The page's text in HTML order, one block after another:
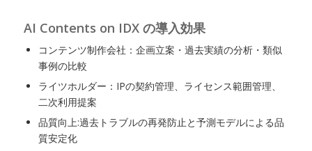
AI Contents on IDX の導入効果
コンテンツ制作会社：企画立案・過去実績の分析・類似
事例の比較
ライツホルダー：IPの契約管理、ライセンス範囲管理、
二次利用提案
品質向上:過去トラブルの再発防止と予測モデルによる品
質安定化